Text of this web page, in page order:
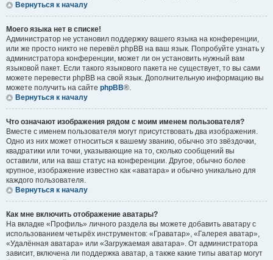
Вернуться к началу
Моего языка нет в списке!
Администратор не установил поддержку вашего языка на конференции,
или же просто никто не перевёл phpBB на ваш язык. Попробуйте узнать у
администратора конференции, может ли он установить нужный вам
языковой пакет. Если такого языкового пакета не существует, то вы сами
можете перевести phpBB на свой язык. Дополнительную информацию вы
можете получить на сайте phpBB®.
Вернуться к началу
Что означают изображения рядом с моим именем пользователя?
Вместе с именем пользователя могут присутствовать два изображения.
Одно из них может относиться к вашему званию, обычно это звёздочки,
квадратики или точки, указывающие на то, сколько сообщений вы
оставили, или на ваш статус на конференции. Другое, обычно более
крупное, изображение известно как «аватара» и обычно уникально для
каждого пользователя.
Вернуться к началу
Как мне включить отображение аватары?
На вкладке «Профиль» личного раздела вы можете добавить аватару с
использованием четырёх инструментов: «Граватар», «Галерея аватар»,
«Удалённая аватара» или «Загружаемая аватара». От администратора
зависит, включена ли поддержка аватар, а также какие типы аватар могут